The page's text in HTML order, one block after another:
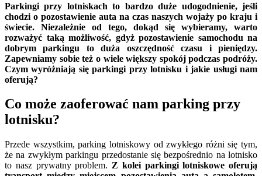
Parkingi przy lotniskach to bardzo duże udogodnienie, jeśli
chodzi o pozostawienie auta na czas naszych wojaży po kraju i
świecie. Niezależnie od tego, dokąd się wybieramy, warto
rozważyć taką możliwość, gdyż pozostawienie samochodu na
dobrym parkingu to duża oszczędność czasu i pieniędzy.
Zapewniamy sobie też o wiele większy spokój podczas podróży.
Czym wyróżniają się parkingi przy lotnisku i jakie usługi nam
oferują?
Co może zaoferować nam parking przy
lotnisku?
Przede wszystkim, parking lotniskowy od zwykłego różni się tym,
że na zwykłym parkingu przedostanie się bezpośrednio na lotnisko
to nasz prywatny problem. Z kolei parkingi lotniskowe oferują